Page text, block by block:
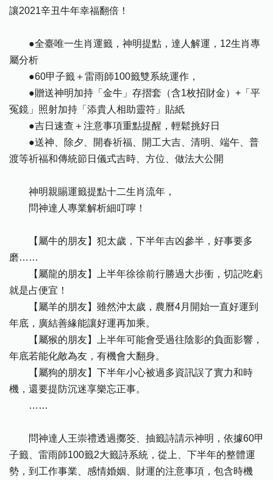
讓2021辛丑牛年幸福翻倍！
●全臺唯一生肖運籤，神明提點，達人解運，12生肖專
屬分析
●60甲子籤＋雷雨師100籤雙系統運作，
●贈送神明加持「金牛」存摺套（含1枚招財金）+「平
冤鏡」照射加持「添貴人相助靈符」貼紙
●吉日速查＋注意事項重點提醒，輕鬆挑好日
●送神、除夕、開春祈福、開工大吉、清明、端午、普
渡等祈福和傳統節日儀式吉時、方位、做法大公開
神明親賜運籤提點十二生肖流年，
問神達人專業解析細叮嚀！
【屬牛的朋友】犯太歲，下半年吉凶參半，好事要多
磨……
【屬龍的朋友】上半年徐徐前行勝過大步衝，切記吃虧
就是占便宜！
【屬羊的朋友】雖然沖太歲，農曆4月開始一直好運到
年底，廣結善緣能讓好運再加乘。
【屬猴的朋友】上半年可能會受過往陰影的負面影響，
年底若能化敵為友，有機會大翻身。
【屬狗的朋友】下半年小心被過多資訊誤了實力和時
機，還要提防沉迷享樂忘正事。
……
問神達人王崇禮透過擲筊、抽籤詩請示神明，依據60甲
子籤、雷雨師100籤2大籤詩系統，從上、下半年的整體運
勢，到工作事業、感情婚姻、財運的注意事項，包含時機